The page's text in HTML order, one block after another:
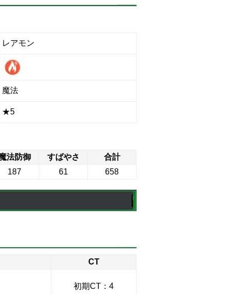
レアモン
魔法
★5
法防御 すばやさ
合計
187 61 658
CT
初期CT：4